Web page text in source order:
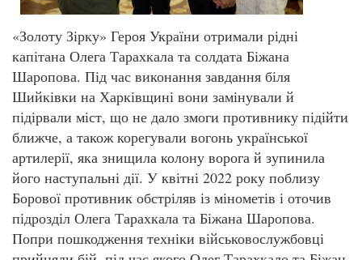
«Золоту Зірку» Героя України отримали рідні
капітана Олега Тарахкала та солдата Біжана
Шаропова. Під час виконання завдання біля
Шийківки на Харківщині вони замінували й
підірвали міст, що не дало змоги противнику підійти
ближче, а також корегували вогонь української
артилерії, яка знищила колону ворога й зупинила
його наступальні дії. У квітні 2022 року поблизу
Борової противник обстріляв із мінометів і оточив
підрозділ Олега Тарахкала та Біжана Шаропова.
Попри пошкодження техніки військовослужбовці